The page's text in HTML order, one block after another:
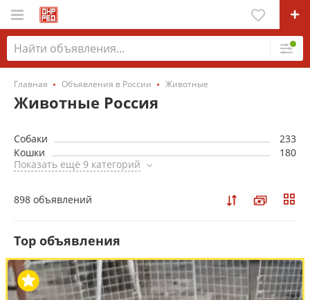
Главная Объявления в России Животные
Животные Россия
Собаки
233
Кошки
180
Показать ещё 9 категорий
898 объявлений
Top объявления